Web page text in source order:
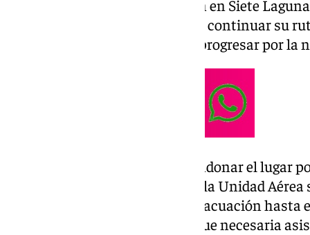
senderistas que se encontraban en Siete
pedían auxilio ya que no podían continuar su
crampones, lo que les impedía progresar por la
Los senderistas no podían abandonar el lugar
guardias civiles del GREIM y de la Unidad
localizados, procedieron a su evacuación
vehículos. En esta ocasión, no fue necesaria